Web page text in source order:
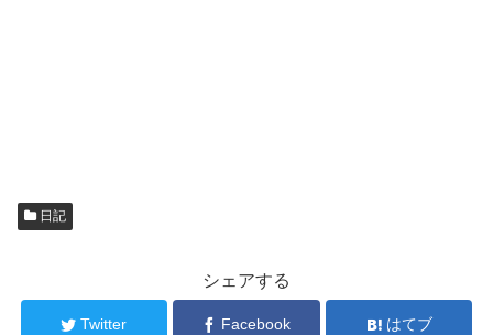
日記
シェアする
Twitter Facebook はてブ